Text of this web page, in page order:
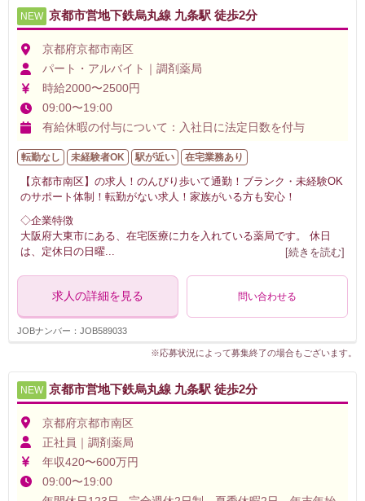
NEW 京都市営地下鉄烏丸線 九条駅 徒歩2分
京都府京都市南区
パート・アルバイト｜調剤薬局
時給2000〜2500円
09:00〜19:00
有給休暇の付与について：入社日に法定日数を付与
転勤なし 未経験者OK 駅が近い 在宅業務あり
【京都市南区】の求人！のんびり歩いて通勤！ブランク・未経験OK
のサポート体制！転勤がない求人！家族がいる方も安心！
◇企業特徴
大阪府大東市にある、在宅医療に力を入れている薬局です。 休日
は、定休日の日曜... [続きを読む]
求人の詳細を見る 問い合わせる
JOBナンバー：JOB589033
※応募状況によって募集終了の場合もございます。
NEW 京都市営地下鉄烏丸線 九条駅 徒歩2分
京都府京都市南区
正社員｜調剤薬局
年収420〜600万円
09:00〜19:00